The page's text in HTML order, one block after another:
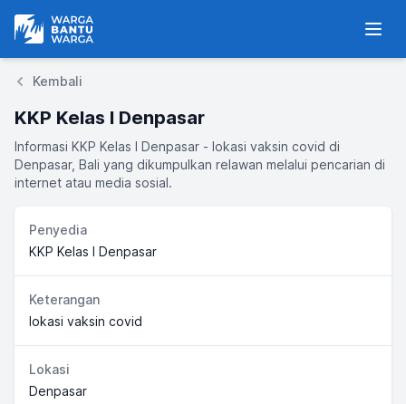
Warga Bantu Warga
Kembali
KKP Kelas I Denpasar
Informasi KKP Kelas I Denpasar - lokasi vaksin covid di
Denpasar, Bali yang dikumpulkan relawan melalui pencarian di
internet atau media sosial.
Penyedia
KKP Kelas I Denpasar
Keterangan
lokasi vaksin covid
Lokasi
Denpasar